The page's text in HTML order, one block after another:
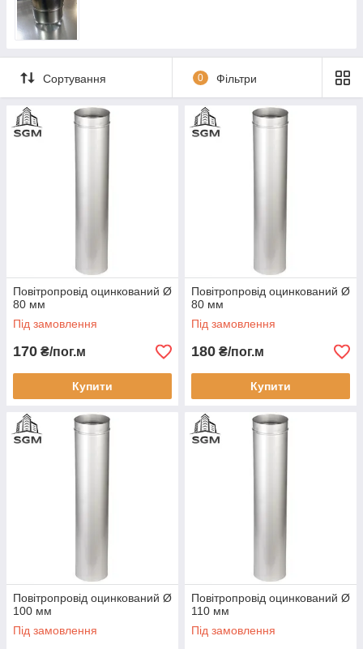
Сортування 0 Фільтри
Повітропровід оцинкований Ø
80 мм
Під замовлення
170 ₴/пог.м
Купити
Повітропровід оцинкований Ø
80 мм
Під замовлення
180 ₴/пог.м
Купити
Повітропровід оцинкований Ø
100 мм
Під замовлення
Повітропровід оцинкований Ø
110 мм
Під замовлення